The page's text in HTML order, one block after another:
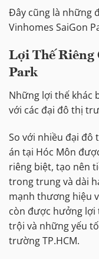
Đây cũng là những
Vinhomes SaiGon
Lợi Thế Riêng
Park
Những lợi thế khác
với các đại đô thị
So với nhiều đại
án tại Hóc Môn
riêng biệt, tạo nên
trong trung và dài
mạnh thương hiệu
còn được hưởng
trội và những yếu
trường TP.HCM.